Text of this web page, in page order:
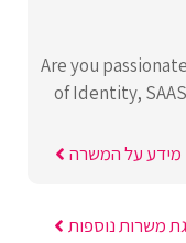
Are you
of Identity,
מידע על המשרה
משרות נוספות